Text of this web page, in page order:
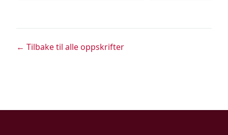
← Tilbake til alle oppskrifter